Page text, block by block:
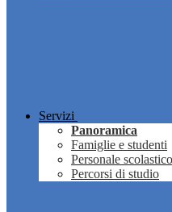
Servizi
Panoramica
Famiglie e studenti
Personale scolastico
Percorsi di studio